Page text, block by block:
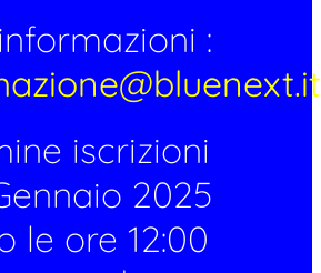
:
iscrizioni
2025
le ore 12:00